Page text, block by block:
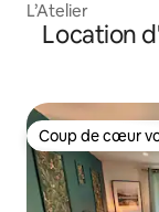
L’Atelier
Location
Coup de cœur
Coup de cœur